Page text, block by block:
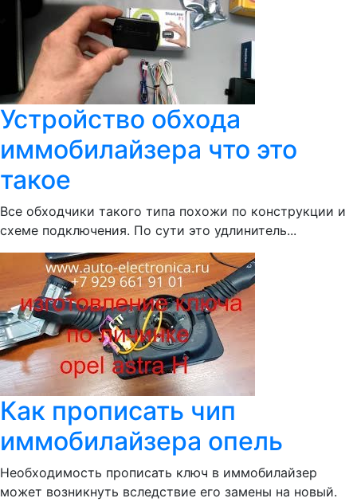
Устройство обхода
иммобилайзера что это
такое
Все обходчики такого типа похожи по конструкции и
схеме подключения. По сути это удлинитель...
Как прописать чип
иммобилайзера опель
Необходимость прописать ключ в иммобилайзер
может возникнуть вследствие его замены на новый.